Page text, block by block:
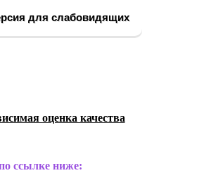
для слабовидящих
оценка качества
ссылке ниже: